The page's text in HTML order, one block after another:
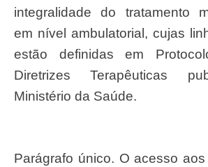
integralidade do tratamento
em nível ambulatorial, cujas
estão definidas em
Diretrizes Terapêuticas
Ministério da Saúde.
Parágrafo único. O acesso aos medicamentos